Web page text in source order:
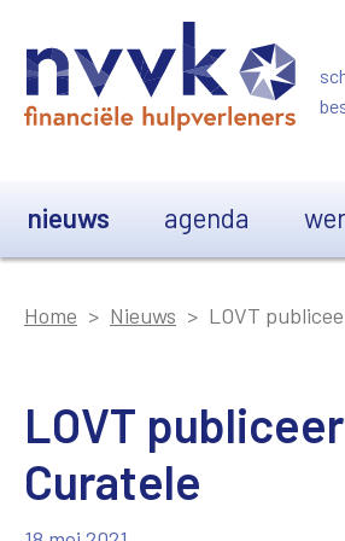
nieuws agenda
Home Nieuws LOVT
LOVT
Curatele